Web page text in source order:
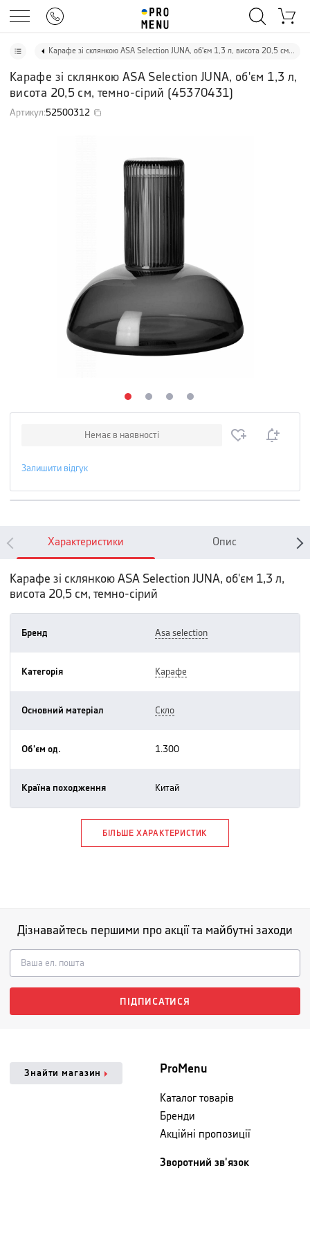
Карафе зі склянкою ASA Selection JUNA, об'єм 1,3 л, висота 20,5 см, темно-сірий
Карафе зі склянкою ASA Selection JUNA, об'єм 1,3 л,
висота 20,5 см, темно-сірий (45370431)
Артикул:52500312
Немає в наявності
Залишити відгук
Характеристики Опис
Карафе зі склянкою ASA Selection JUNA, об'єм 1,3 л,
висота 20,5 см, темно-сірий
Бренд asa selection
Категорія карафе
Основний матеріал скло
Об'єм од. 1.300
Країна походження китай
БІЛЬШЕ ХАРАКТЕРИСТИК
Дізнавайтесь першими про акції та майбутні заходи
ПІДПИСАТИСЯ
Знайти магазин ProMenu
Каталог товарів
Бренди
Акційні пропозиції
Зворотний зв'язок